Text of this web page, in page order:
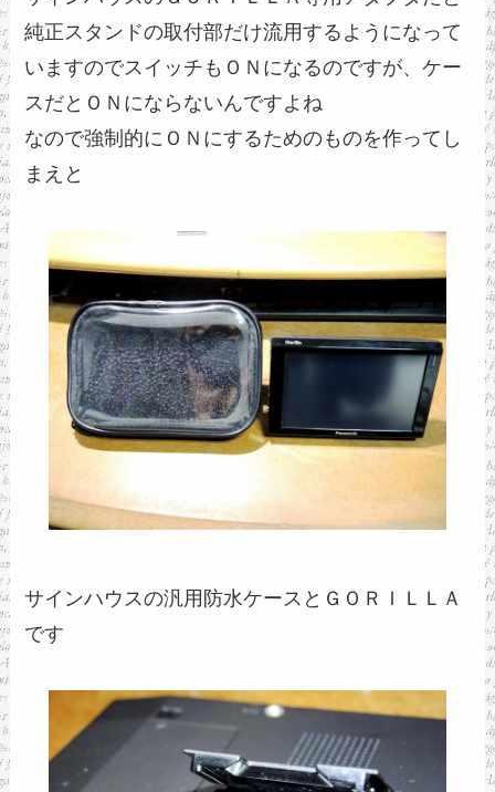
純正スタンドの取付部だけ流用するようになって
いますのでスイッチもＯＮになるのですが、ケー
スだとＯＮにならないんですよね
なので強制的にＯＮにするためのものを作ってし
まえと
サインハウスの汎用防水ケースとＧＯＲＩＬＬＡ
です